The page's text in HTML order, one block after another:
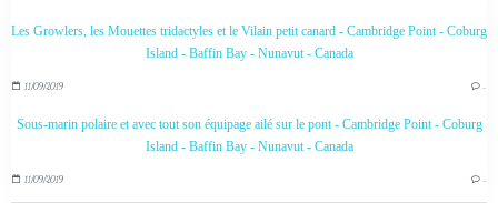
Les Growlers, les Mouettes tridactyles et le Vilain petit canard - Cambridge Point - Coburg
Island - Baffin Bay - Nunavut - Canada
11/09/2019 …
Sous-marin polaire et avec tout son équipage ailé sur le pont - Cambridge Point - Coburg
Island - Baffin Bay - Nunavut - Canada
11/09/2019 …